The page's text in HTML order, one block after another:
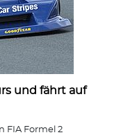
und fährt auf
FIA Formel 2